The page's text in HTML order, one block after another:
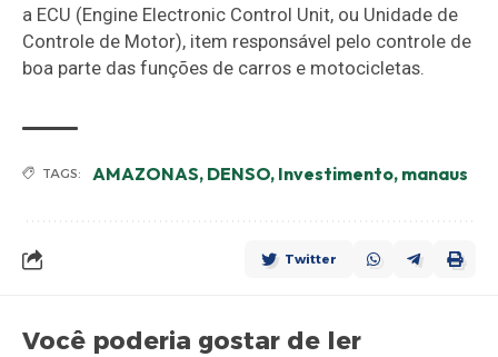
a ECU (Engine Electronic Control Unit, ou Unidade de
Controle de Motor), item responsável pelo controle de
boa parte das funções de carros e motocicletas.
TAGS: AMAZONAS, DENSO, Investimento, manaus
Twitter
Você poderia gostar de ler